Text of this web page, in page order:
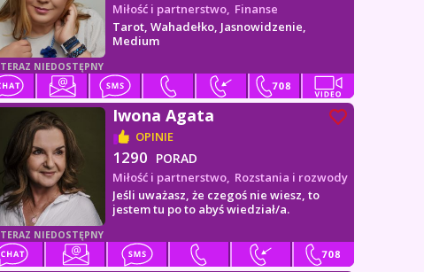
TERAZ NIEDOSTĘPNY
Miłość i partnerstwo, Finanse
Tarot, Wahadełko, Jasnowidzenie,
Medium
TERAZ NIEDOSTĘPNY
Iwona Agata
OPINIE
1290 PORAD
Miłość i partnerstwo, Rozstania i rozwody
Jeśli uważasz, że czegoś nie wiesz, to
jestem tu po to abyś wiedział/a.